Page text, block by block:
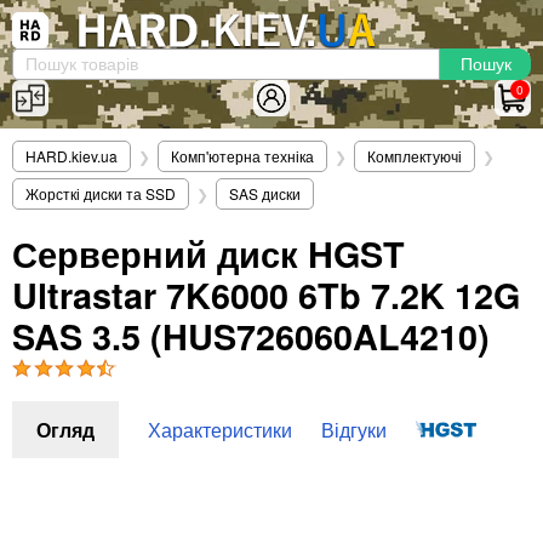
0
Вхід|Реєстрація×
(097)-938-03-73 Telegram WhatsApp
HARD.KIEV.UA
Послуги
Повернення / Обмін
Комп'ютери
Моноблоки
Персональні комп'ютери
HARD.kiev.ua ❯ Комп'ютерна техніка ❯ Комплектуючі
❯
Жорсткі диски та SSD
❯ SAS диски
Серверний диск HGST
Ultrastar 7K6000 6Tb 7.2K 12G
SAS 3.5 (HUS726060AL4210)
Огляд Характеристики Відгуки